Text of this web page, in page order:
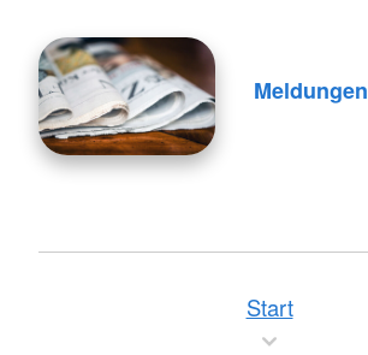
Meldungen
Start